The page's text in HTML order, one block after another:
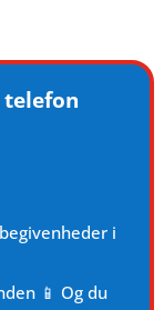
i
📱 Og du